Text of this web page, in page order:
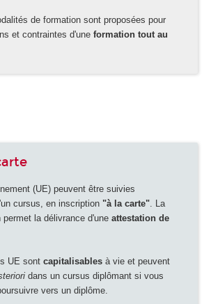
de formation sont proposées pour
et contraintes d'une formation tout au
(UE) peuvent être suivies
cursus, en inscription "à la carte". La
la délivrance d'une attestation de
UE sont capitalisables à vie et peuvent
dans un cursus diplômant si vous
vers un diplôme.